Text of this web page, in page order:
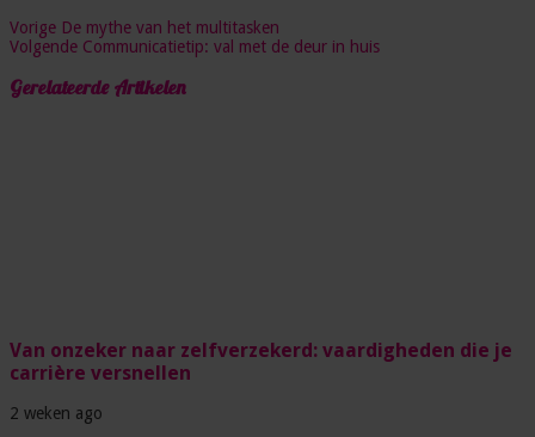
Vorige De mythe van het multitasken
Volgende Communicatietip: val met de deur in huis
Gerelateerde Artikelen
Van onzeker naar zelfverzekerd: vaardigheden die je
carrière versnellen
2 weken ago